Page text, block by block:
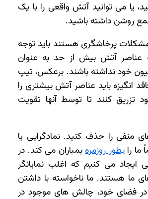
یا می توانید آتش واقعی را با یک
روشن داشته باشید.
مشکلات پرخاشگری هستند باید توجه
عناصر آتش بیش از حد به عنوان
خود نداشته باشند. برعکس، تیپ
انگیزه باید عناصر آتش بیشتری را
تزریق کنند تا توسط آنها تقویت
منفی را حذف کنید. نمادگرایی یا
را بطور روزمره بمباران می کند. در
ایجاد می کنیم که اغلب نمایانگر
ما هستند. ما ناخواسته با داشتن
در فضای خود، چالش های موجود در